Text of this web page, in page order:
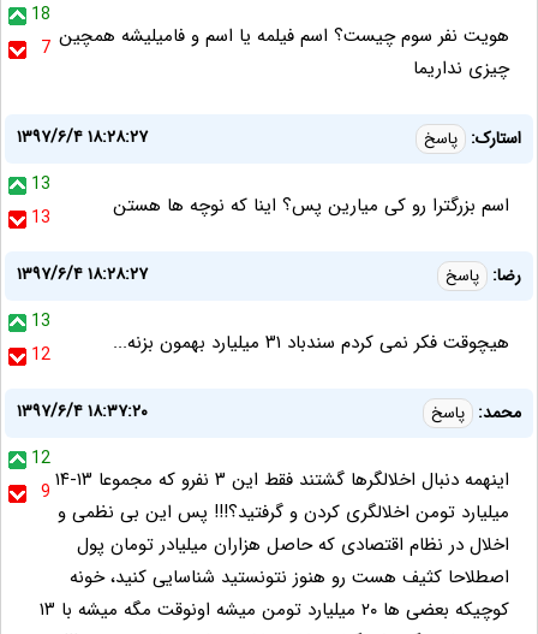
18
7 هویت نفر سوم چیست؟ اسم فیلمه یا اسم و فامیلیشه همچین
چیزی نداریما
استارک: پاسخ
۱۳۹۷/۶/۴ ۱۸:۲۸:۲۷
13
13
اسم بزرگترا رو کی میارین پس؟ اینا که نوچه ها هستن
رضا: پاسخ
۱۳۹۷/۶/۴ ۱۸:۲۸:۲۷
13
12
هیچوقت فکر نمی کردم سندباد ۳۱ میلیارد بهمون بزنه...
محمد: پاسخ
۱۳۹۷/۶/۴ ۱۸:۳۷:۲۰
12
9 اینهمه دنبال اخلالگرها گشتند فقط این ۳ نفرو که مجموعا ۱۳-۱۴
میلیارد تومن اخلالگری کردن و گرفتید؟!!! پس این بی نظمی و
اخلال در نظام اقتصادی که حاصل هزاران میلیادر تومان پول
اصطلاحا کثیف هست رو هنوز نتونستید شناسایی کنید، خونه
کوچیکه بعضی ها ۲۰ میلیارد تومن میشه اونوقت مگه میشه با ۱۳